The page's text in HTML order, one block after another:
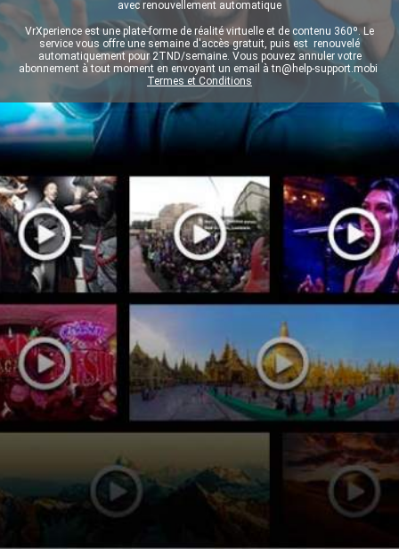
avec renouvellement automatique
VrXperience est une plate-forme de réalité virtuelle et de contenu 360º. Le
service vous offre une semaine d'accès gratuit, puis est renouvelé
automatiquement pour 2TND/semaine. Vous pouvez annuler votre
abonnement à tout moment en envoyant un email àtn@help-support.mobi
Termes et Conditions